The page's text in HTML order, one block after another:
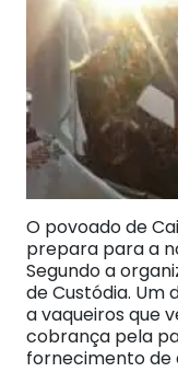
O povoado de
prepara para a
Segundo a
de Custódia. Um
a vaqueiros que
cobrança pela
fornecimento de